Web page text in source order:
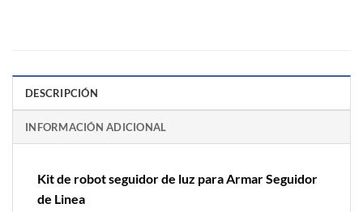
DESCRIPCIÓN
INFORMACIÓN ADICIONAL
Kit de robot seguidor de luz para Armar Seguidor
de Linea